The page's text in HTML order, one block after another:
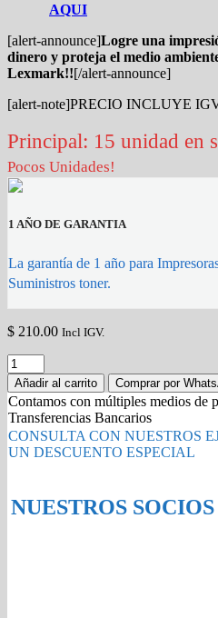
AQUI
[alert-announce]Logre una
dinero y proteja el medio
Lexmark!![/alert-announce]
[alert-note]PRECIO INCLUYE
Principal: 15 unidad en
Pocos Unidades!
1 AÑO DE GARANTIA
La garantía de 1 año para
Suministros toner.
$ 210.00 Incl IGV.
Toner
Lexmark
524H
Negro
Original
quantity
Añadir al carrito Comprar por
Contamos con múltiples medios de
Transferencias Bancarios
CONSULTA CON NUESTROS
UN DESCUENTO ESPECIAL
NUESTROS